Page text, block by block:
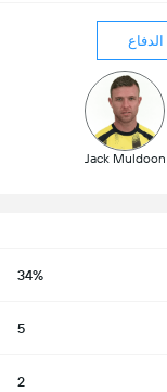
الدفاع
Jack Muldoon
34%
5
2